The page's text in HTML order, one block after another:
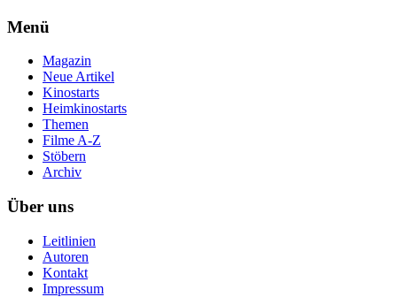
Menü
Magazin
Neue Artikel
Kinostarts
Heimkinostarts
Themen
Filme A-Z
Stöbern
Archiv
Über uns
Leitlinien
Autoren
Kontakt
Impressum